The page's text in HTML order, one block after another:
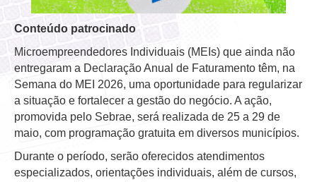
Conteúdo patrocinado
Microempreendedores Individuais (MEIs) que ainda não
entregaram a Declaração Anual de Faturamento têm, na
Semana do MEI 2026, uma oportunidade para regularizar
a situação e fortalecer a gestão do negócio. A ação,
promovida pelo Sebrae, será realizada de 25 a 29 de
maio, com programação gratuita em diversos municípios.
Durante o período, serão oferecidos atendimentos
especializados, orientações individuais, além de cursos,